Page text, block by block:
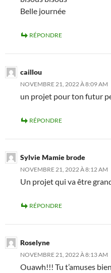
Belle journée
RÉPONDRE
caillou
NOVEMBRE 21, 2022 À 8:09 AM
un projet pour ton futur
RÉPONDRE
Sylvie Mamie brode
NOVEMBRE 21, 2022 À 8:12 AM
Un projet qui va être
RÉPONDRE
Roselyne
NOVEMBRE 21, 2022 À 8:13 AM
Ouawh!!! Tu t’amuses